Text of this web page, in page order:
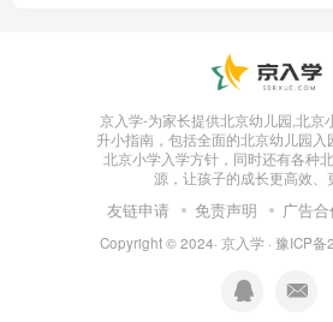
京入学-为家长提供北京幼儿园,北京
升小指南，包括全面的北京幼儿园入
北京小学入学方针，同时还有各种
源，让孩子的成长更高效、
友链申请 免责声明 广告
Copyright © 2024· 京入学 · 豫ICP备